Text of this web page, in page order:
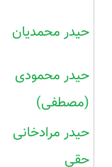
حیدر محمدیان
حیدر محمودی
(مصطفی)
حیدر مرادخانی
حقی